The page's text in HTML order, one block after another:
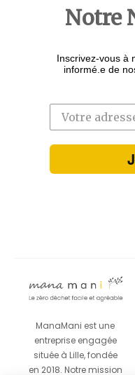
Notre
Inscrivez-vous à
informé.e de
ManaMani est une
entreprise engagée
située à Lille, fondée
en 2018. Notre mission